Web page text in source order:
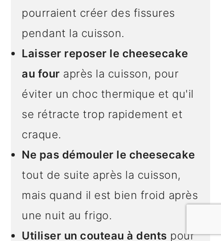
pourraient créer des fissures
pendant la cuisson.
Laisser reposer le cheesecake
au four après la cuisson, pour
éviter un choc thermique et qu'il
se rétracte trop rapidement et
craque.
Ne pas démouler le cheesecake
tout de suite après la cuisson,
mais quand il est bien froid après
une nuit au frigo.
Utiliser un couteau à dents pour